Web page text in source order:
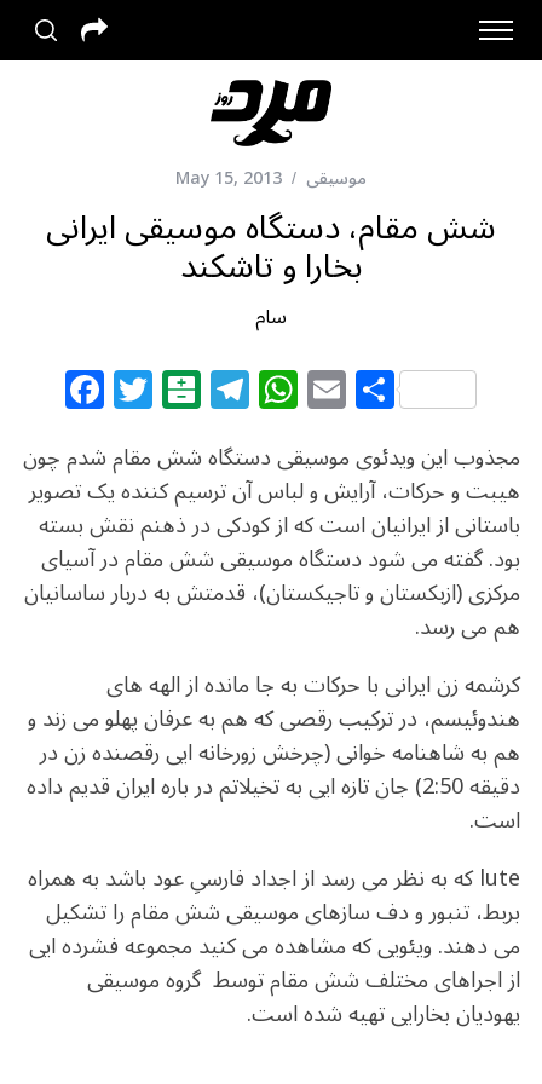
موسیقی May 15, 2013
شش مقام، دستگاه موسیقی ایرانی
بخارا و تاشکند
سام
F
a
c
e
b
o
o
k
T
w
itt
e
r
B
al
at
ar
in
T
el
e
g
ra
m
W
h
at
s
A
p
p
E
m
ai
l
S
h
ar
e
مجذوب این ویدئوی موسیقی دستگاه شش مقام شدم چون
هیبت و حرکات، آرایش و لباس آن ترسیم کننده یک تصویر
باستانی از ایرانیان است که از کودکی در ذهنم نقش بسته
بود. گفته می شود دستگاه موسیقی شش مقام در آسیای
مرکزی (ازبکستان و تاجیکستان)، قدمتش به دربار ساسانیان
هم می رسد.
کرشمه زن ایرانی با حرکات به جا مانده از الهه های
هندوئیسم، در ترکیب رقصی که هم به عرفان پهلو می زند و
هم به شاهنامه خوانی (چرخش زورخانه ایی رقصنده زن در
دقیقه 2:50) جان تازه ایی به تخیلاتم در باره ایران قدیم داده
است.
lute که به نظر می رسد از اجداد فارسیِ عود باشد به همراه
بربط، تنبور و دف سازهای موسیقی شش مقام را تشکیل
می دهند. ویئویی که مشاهده می کنید مجموعه فشرده ایی
از اجراهای مختلف شش مقام توسط گروه موسیقی
یهودیان بخارایی تهیه شده است.